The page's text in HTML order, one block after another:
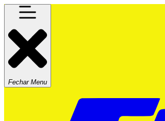
Fechar Menu